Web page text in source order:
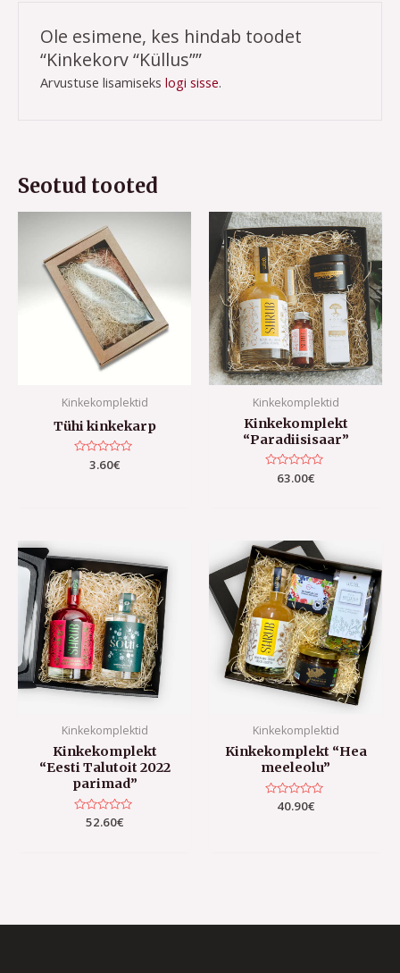
Ole esimene, kes hindab toodet
“Kinkekorv “Küllus””
Arvustuse lisamisekslogi sisse.
Seotud tooted
Kinkekomplektid
Tühi kinkekarp
Hinnanguga
3.60€
Kinkekomplektid
Kinkekomplekt
“Paradiisisaar”
Hinnanguga
63.00€
Kinkekomplektid
Kinkekomplekt
“Eesti Talutoit 2022
parimad”
Hinnanguga
52.60€
Kinkekomplektid
Kinkekomplekt “Hea
meeleolu”
Hinnanguga
40.90€